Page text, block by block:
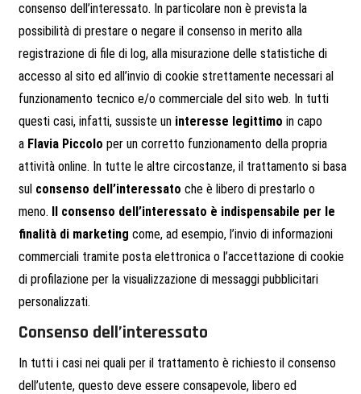
consenso dell’interessato. In particolare non è prevista la
possibilità di prestare o negare il consenso in merito alla
registrazione di file di log, alla misurazione delle statistiche di
accesso al sito ed all’invio di cookie strettamente necessari al
funzionamento tecnico e/o commerciale del sito web. In tutti
questi casi, infatti, sussiste un interesse legittimo in capo
a Flavia Piccolo per un corretto funzionamento della propria
attività online. In tutte le altre circostanze, il trattamento si basa
sul consenso dell’interessato che è libero di prestarlo o
meno. Il consenso dell’interessato è indispensabile per le
finalità di marketing come, ad esempio, l’invio di informazioni
commerciali tramite posta elettronica o l’accettazione di cookie
di profilazione per la visualizzazione di messaggi pubblicitari
personalizzati.
Consenso dell’interessato
In tutti i casi nei quali per il trattamento è richiesto il consenso
dell’utente, questo deve essere consapevole, libero ed